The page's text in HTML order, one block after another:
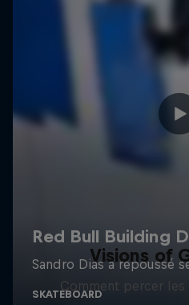
Visions of
Comment percer les